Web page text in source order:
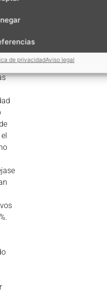
de privacidadAviso legal